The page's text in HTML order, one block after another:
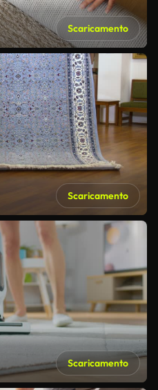
Scaricamento
Scaricamento
Scaricamento